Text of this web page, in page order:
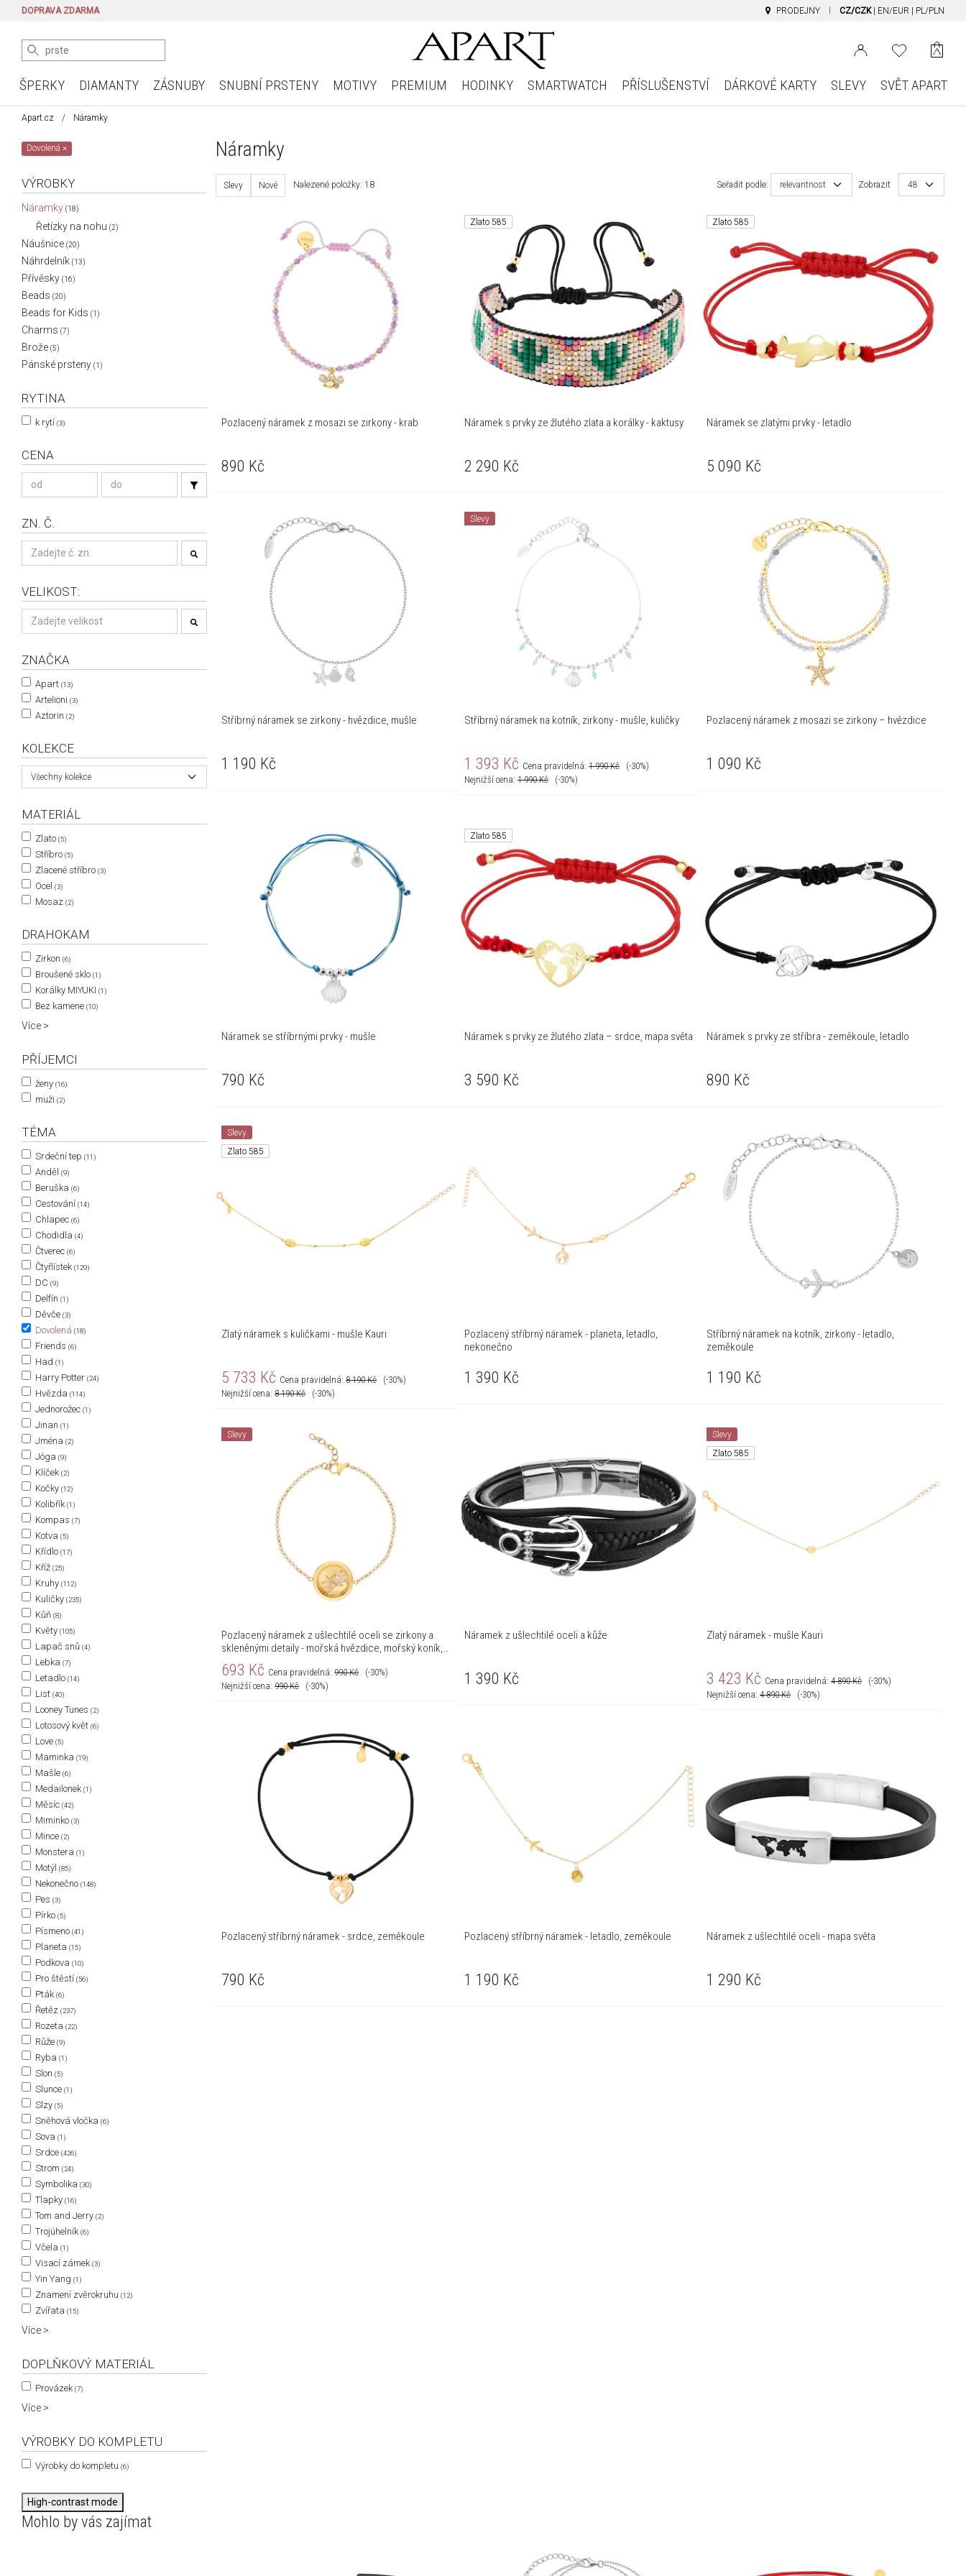
DOPRAVA ZDARMA PRODEJNY CZ/CZK EN/EUR PL/PLN
ŠPERKY DIAMANTY ZÁSNUBY SNUBNÍ PRSTENY MOTIVY PREMIUM HODINKY SMARTWATCH PŘÍSLUŠENSTVÍ DÁRKOVÉ KARTY SLEVY SVĚT APART
Apart.cz Náramky
Dovolená×
VÝROBKY
Náramky (18)
Řetízky na nohu (2)
Náušnice (20)
Náhrdelník (13)
Přívěsky (16)
Beads (20)
Beads for Kids (1)
Charms (7)
Brože (5)
Pánské prsteny (1)
RYTINA
k rytí (3)
CENA
ZN. Č.
VELIKOST:
ZNAČKA
Apart (13)
Artelioni (3)
Aztorin (2)
KOLEKCE
Všechny kolekce
MATERIÁL
Zlato (5)
Stříbro (5)
Zlacené stříbro (3)
Ocel (3)
Mosaz (2)
DRAHOKAM
Zirkon (6)
Broušené sklo (1)
Korálky MIYUKI (1)
Bez kamene (10)
Více >
PŘÍJEMCI
ženy (16)
muži (2)
TÉMA
Srdeční tep (11)
Anděl (9)
Beruška (6)
Cestování (14)
Chlapec (6)
Chodidla (4)
Čtverec (6)
Čtyřlístek (129)
DC (9)
Delfín (1)
Děvče (3)
Dovolená (18)
Friends (6)
Had (1)
Harry Potter (24)
Hvězda (114)
Jednorožec (1)
Jinan (1)
Jména (2)
Jóga (9)
Klíček (2)
Kočky (12)
Kolibřík (1)
Kompas (7)
Kotva (5)
Křídlo (17)
Kříž (25)
Kruhy (112)
Kuličky (235)
Kůň (8)
Květy (105)
Lapač snů (4)
Lebka (7)
Letadlo (14)
List (40)
Looney Tunes (2)
Lotosový květ (6)
Love (5)
Maminka (19)
Mašle (6)
Medailonek (1)
Měsíc (42)
Miminko (3)
Mince (2)
Monstera (1)
Motýl (85)
Nekonečno (148)
Pes (3)
Pírko (5)
Písmeno (41)
Planeta (15)
Podkova (10)
Pro štěstí (56)
Pták (6)
Řetěz (237)
Rozeta (22)
Růže (9)
Ryba (1)
Slon (5)
Slunce (1)
Slzy (5)
Sněhová vločka (6)
Sova (1)
Srdce (426)
Strom (24)
Symbolika (30)
Tlapky (16)
Tom and Jerry (2)
Trojúhelník (6)
Včela (1)
Visací zámek (3)
Yin Yang (1)
Znamení zvěrokruhu (12)
Zvířata (15)
Více >
DOPLŇKOVÝ MATERIÁL
Provázek(7)
Více >
VÝROBKY DO KOMPLETU
Výrobky do kompletu (6)
Náramky
Seřadit podle: relevantnost Zobrazit 48
Slevy Nové Nalezené položky: 18
Pozlacený náramek z mosazi se zirkony - krab
890 Kč
Zlato 585
Náramek s prvky ze žlutého zlata a korálky - kaktusy
2 290 Kč
Zlato 585
Náramek se zlatými prvky - letadlo
5 090 Kč
Stříbrný náramek se zirkony - hvězdice, mušle
1 190 Kč
Slevy
Stříbrný náramek na kotník, zirkony - mušle, kuličky
1 393 Kč Cena pravidelná:1 990 Kč
(-30%)
Nejnižší cena:1 990 Kč (-30%)
Pozlacený náramek z mosazi se zirkony – hvězdice
1 090 Kč
Náramek se stříbrnými prvky - mušle
790 Kč
Zlato 585
Náramek s prvky ze žlutého zlata – srdce, mapa světa
3 590 Kč
Náramek s prvky ze stříbra - zeměkoule, letadlo
890 Kč
Slevy
Zlato 585
Zlatý náramek s kuličkami - mušle Kauri
5 733 Kč Cena pravidelná:8 190 Kč
(-30%)
Nejnižší cena:8 190 Kč (-30%)
Pozlacený stříbrný náramek - planeta, letadlo,
nekonečno
1 390 Kč
Stříbrný náramek na kotník, zirkony - letadlo,
zeměkoule
1 190 Kč
Slevy
Pozlacený náramek z ušlechtilé oceli se zirkony a
skleněnými detaily - mořská hvězdice, mořský koník,
dovolená
693 Kč Cena pravidelná:990 Kč
(-30%)
Nejnižší cena:990 Kč (-30%)
Náramek z ušlechtilé oceli a kůže
1 390 Kč
Slevy
Zlato 585
Zlatý náramek - mušle Kauri
3 423 Kč Cena pravidelná:4 890 Kč
(-30%)
Nejnižší cena:4 890 Kč (-30%)
Pozlacený stříbrný náramek - srdce, zeměkoule
790 Kč
Pozlacený stříbrný náramek - letadlo, zeměkoule
1 190 Kč
Náramek z ušlechtilé oceli - mapa světa
1 290 Kč
High-contrast mode
Mohlo by vás zajímat